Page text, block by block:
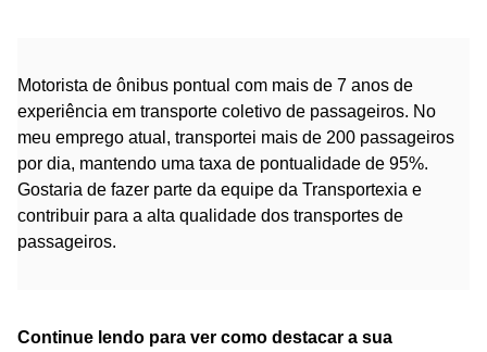
Motorista de ônibus pontual com mais de 7 anos de
experiência em transporte coletivo de passageiros. No
meu emprego atual, transportei mais de 200 passageiros
por dia, mantendo uma taxa de pontualidade de 95%.
Gostaria de fazer parte da equipe da Transportexia e
contribuir para a alta qualidade dos transportes de
passageiros.
Continue lendo para ver como destacar a sua